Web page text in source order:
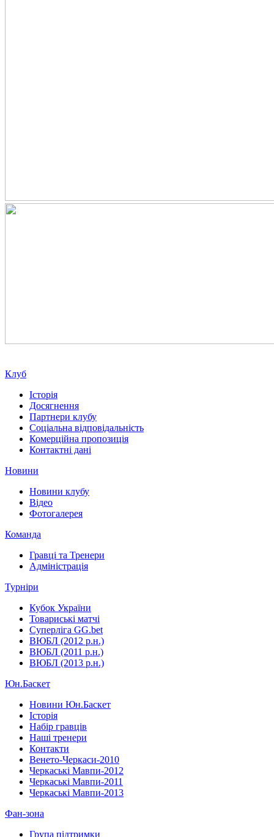
Клуб
Історія
Досягнення
Партнери клубу
Соціальна відповідальність
Комерційна пропозиція
Контактні дані
Новини
Новини клубу
Відео
Фотогалерея
Команда
Гравці та Тренери
Адміністрація
Турніри
Кубок України
Товариські матчі
Суперліга GG.bet
ВЮБЛ (2012 р.н.)
ВЮБЛ (2011 р.н.)
ВЮБЛ (2013 р.н.)
Юн.Баскет
Новини Юн.Баскет
Історія
Набір гравців
Наші тренери
Контакти
Венето-Черкаси-2010
Черкаські Мавпи-2012
Черкаські Мавпи-2011
Черкаські Мавпи-2013
Фан-зона
Група підтримки